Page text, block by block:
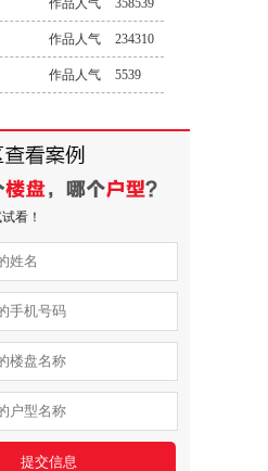
358539
作品人气
234310
作品人气
5539
作品人气
看！